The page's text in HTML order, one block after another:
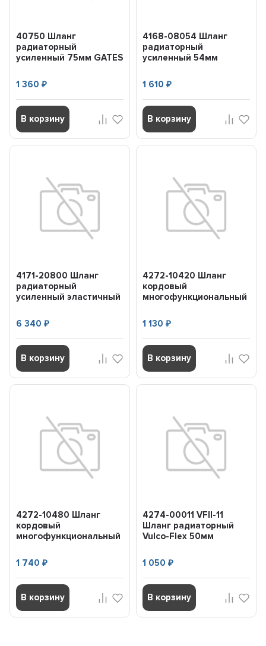
40750 Шланг
радиаторный
усиленный 75мм GATES
1 360₽
В корзину
4168-08054 Шланг
радиаторный
усиленный 54мм
GATES 416808054
1 610 ₽
В корзину
4171-20800 Шланг
радиаторный
усиленный эластичный
GATES 417...
6 340₽
В корзину
4272-10420 Шланг
кордовый
многофункциональный
GATES 427210420
1 130 ₽
В корзину
4272-10480 Шланг
кордовый
многофункциональный
GATES 427210480
1 740₽
В корзину
4274-00011 VFII-11
Шланг радиаторный
Vulco-Flex 50мм
1 050 ₽
В корзину